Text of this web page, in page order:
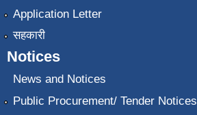
Application Letter
सहकारी
Notices
News and Notices
Public Procurement/ Tender Notices